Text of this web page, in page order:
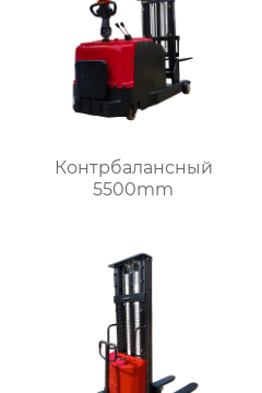
Контрбалансный
5500mm